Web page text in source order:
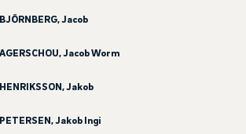
BJÖRNBERG, Jacob
AGERSCHOU, Jacob Worm
HENRIKSSON, Jakob
PETERSEN, Jakob Ingi